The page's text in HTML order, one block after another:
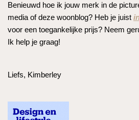
Benieuwd hoe ik jouw merk in de
media of deze woonblog? Heb je juist
voor een toegankelijke prijs? Neem
Ik help je graag!
Liefs, Kimberley